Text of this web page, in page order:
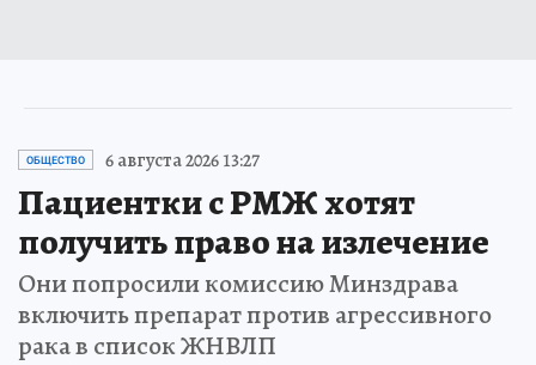
ОБЩЕСТВО 6 августа 2026 13:27
Пациентки с РМЖ хотят
получить право на излечение
Они попросили комиссию Минздрава
включить препарат против агрессивного
рака в список ЖНВЛП